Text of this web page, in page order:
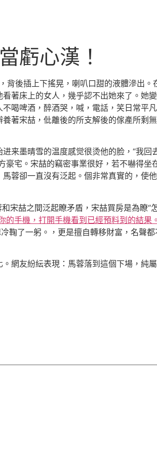
虧心漢！
後插上下搖晃，喇叭口甜的液體滲出
著床上的女人，幾乎認不出她來了。她
喝啤酒，醉酒哭，喊，電話，笑日常平
著宋喆，仳離後的所支解後的傢產所剩
来墨晴雪的温度感觉很烫他的脸，“我回
豪宅。宋喆的竊密事業很好，若不嚇得
蓉卻一直沒有泛起。個非常真實的，使
喆之間泛起瞭矛盾，宋喆買房是為瞭“
的手機，打開手機看到已經預料到的結果
鞠了一躬。，更是擅自轉移財富，名聲
。網友紛紜表現：馬蓉落到這個下場，純